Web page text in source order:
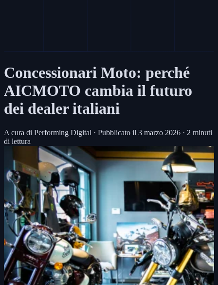
Concessionari Moto: perché
AICMOTO cambia il futuro
dei dealer italiani
A cura di Performing Digital · Pubblicato il 3 marzo 2026 · 2 minuti
di lettura